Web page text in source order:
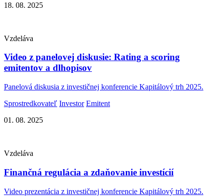
18. 08. 2025
Vzdeláva
Video z panelovej diskusie: Rating a scoring
emitentov a dlhopisov
Panelová diskusia z investičnej konferencie Kapitálový trh 2025.
Sprostredkovateľ Investor Emitent
01. 08. 2025
Vzdeláva
Finančná regulácia a zdaňovanie investícií
Video prezentácia z investičnej konferencie Kapitálový trh 2025.